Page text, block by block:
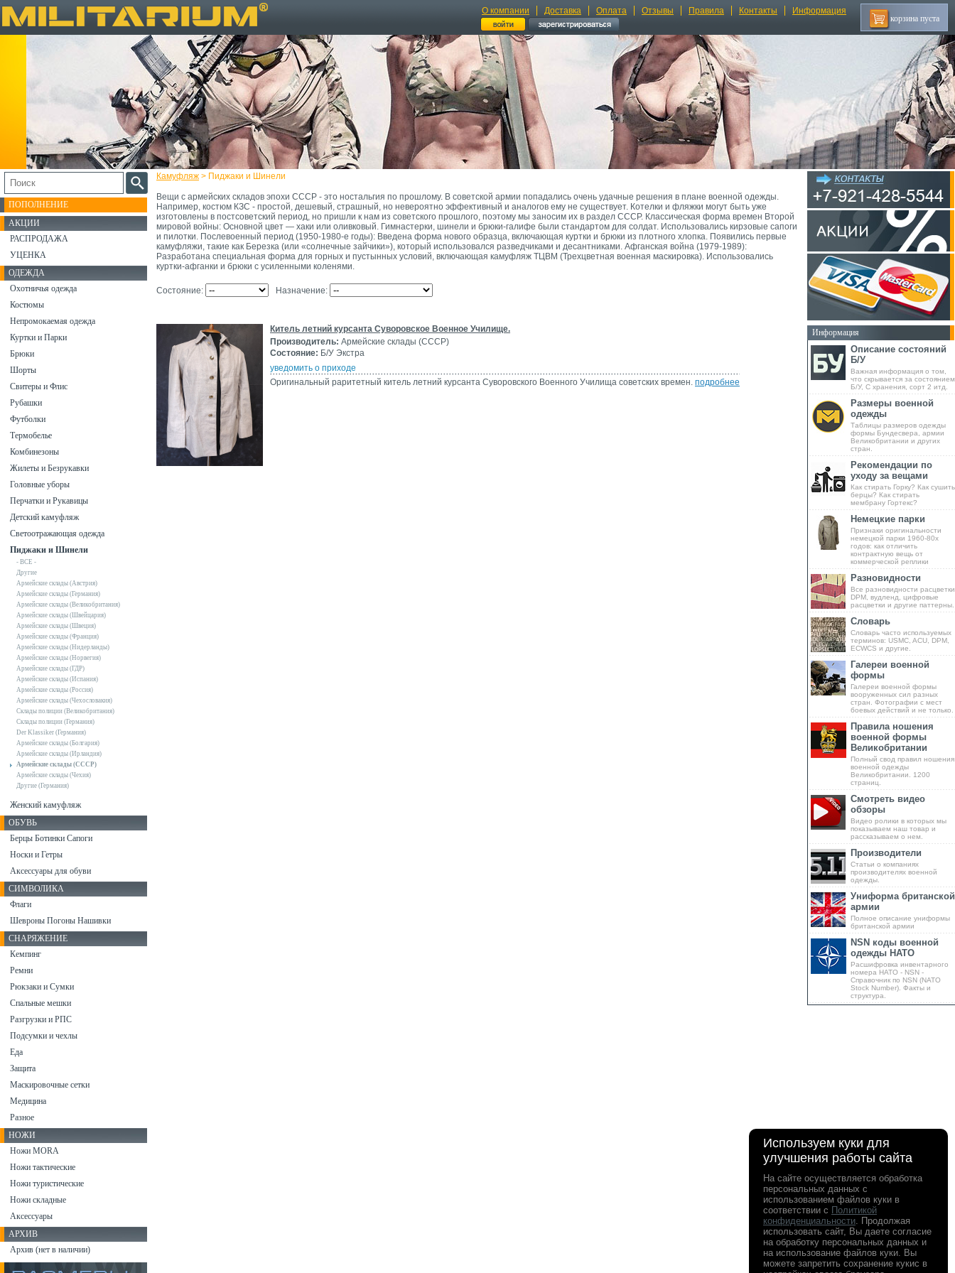
О компании Доставка Оплата Отзывы Правила Контакты Информация
корзина пуста
Камуфляж > Пиджаки и Шинели
Вещи с армейских складов эпохи СССР - это ностальгия по прошлому. В советской армии попадались очень удачные решения в плане военной одежды.
Например, костюм КЗС - простой, дешевый, страшный, но невероятно эффективный и аналогов ему не существует. Котелки и фляжки могут быть уже
изготовлены в постсоветский период, но пришли к нам из советского прошлого, поэтому мы заносим их в раздел СССР. Классическая форма времен Второй
мировой войны: Основной цвет — хаки или оливковый. Гимнастерки, шинели и брюки-галифе были стандартом для солдат. Использовались кирзовые сапоги
и пилотки. Послевоенный период (1950-1980-е годы): Введена форма нового образца, включающая куртки и брюки из плотного хлопка. Появились первые
камуфляжи, такие как Березка (или «солнечные зайчики»), который использовался разведчиками и десантниками. Афганская война (1979-1989):
Разработана специальная форма для горных и пустынных условий, включающая камуфляж ТЦВМ (Трехцветная военная маскировка). Использовались
куртки-афганки и брюки с усиленными коленями.
Состояние: Назначение:
Китель летний курсанта Суворовское Военное Училище.
Производитель: Армейские склады (СССР)
Состояние: Б/У Экстра
уведомить о приходе
Оригинальный раритетный китель летний курсанта Суворовского Военного Училища советских времен. подробнее
ПОПОЛНЕНИЕ
АКЦИИ
РАСПРОДАЖА
УЦЕНКА
ОДЕЖДА
Охотничья одежда
Костюмы
Непромокаемая одежда
Куртки и Парки
Брюки
Шорты
Свитеры и Флис
Рубашки
Футболки
Термобелье
Комбинезоны
Жилеты и Безрукавки
Головные уборы
Перчатки и Рукавицы
Детский камуфляж
Светоотражающая одежда
Пиджаки и Шинели
- ВСЕ -
Другие
Армейские склады (Австрия)
Армейские склады (Германия)
Армейские склады (Великобритания)
Армейские склады (Швейцария)
Армейские склады (Швеция)
Армейские склады (Франция)
Армейские склады (Нидерланды)
Армейские склады (Норвегия)
Армейские склады (ГДР)
Армейские склады (Испания)
Армейские склады (Россия)
Армейские склады (Чехословакия)
Склады полиции (Великобритания)
Склады полиции (Германия)
Der Klassiker (Германия)
Армейские склады (Болгария)
Армейские склады (Ирландия)
Армейские склады (СССР)
Армейские склады (Чехия)
Другие (Германия)
Женский камуфляж
ОБУВЬ
Берцы Ботинки Сапоги
Носки и Гетры
Аксессуары для обуви
СИМВОЛИКА
Флаги
Шевроны Погоны Нашивки
СНАРЯЖЕНИЕ
Кемпинг
Ремни
Рюкзаки и Сумки
Спальные мешки
Разгрузки и РПС
Подсумки и чехлы
Еда
Защита
Маскировочные сетки
Медицина
Разное
НОЖИ
Ножи MORA
Ножи тактические
Ножи туристические
Ножи складные
Аксессуары
АРХИВ
Архив (нет в наличии)
Информация
Описание состояний
Б/У
Важная информация о том,
что скрывается за состоянием
Б/У, С хранения, сорт 2 итд.
Размеры военной
одежды
Таблицы размеров одежды
формы Бундесвера, армии
Великобритании и других
стран.
Рекомендации по
уходу за вещами
Как стирать Горку? Как сушить
берцы? Как стирать
мембрану Гортекс?
Немецкие парки
Признаки оригинальности
немецкой парки 1960-80х
годов: как отличить
контрактную вещь от
коммерческой реплики
Разновидности
Все разновидности расцветки
DPM, вудленд, цифровые
расцветки и другие паттерны.
Словарь
Словарь часто используемых
терминов: USMC, ACU, DPM,
ECWCS и другие.
Галереи военной
формы
Галереи военной формы
вооруженных сил разных
стран. Фотографии с мест
боевых действий и не только.
Правила ношения
военной формы
Великобритании
Полный свод правил ношения
военной одежды
Великобритании. 1200
страниц.
Смотреть видео
обзоры
Видео ролики в которых мы
показываем наш товар и
рассказываем о нем.
Производители
Статьи о компаниях
производителях военной
одежды.
Униформа британской
армии
Полное описание униформы
британской армии
NSN коды военной
одежды НАТО
Расшифровка инвентарного
номера НАТО - NSN -
Справочник по NSN (NATO
Stock Number). Факты и
структура.
Используем куки для
улучшения работы сайта
На сайте осуществляется обработка
персональных данных с
использованием файлов куки в
соответствии с Политикой
конфиденциальности. Продолжая
использовать сайт, Вы даете согласие
на обработку персональных данных и
на использование файлов куки. Вы
можете запретить сохранение кукис в